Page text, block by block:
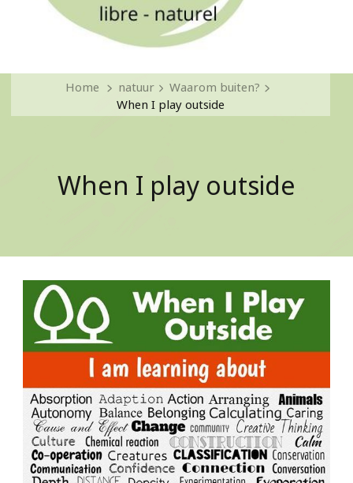
Home natuur
Waarom buiten?
When I play outside
When I play outside